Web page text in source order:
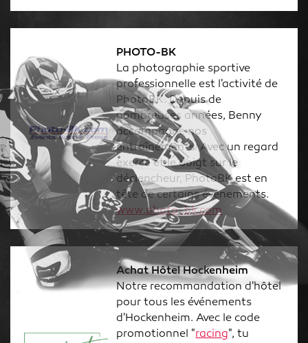
PHOTO-BK
La photographie sportive
professionnelle est l'activité de
PhotoBK. Depuis de
nombreuses années, Benny
accompagne nos
entraînements. Avec un regard
exercé et le doigt sur le
déclencheur, PhotoBK est en
tête de certains événements.
www.photo-bk.com
Achat Hôtel Hockenheim
Notre recommandation d'hôtel
pour tous les événements
d'Hockenheim. Avec le code
promotionnel "racing", tu